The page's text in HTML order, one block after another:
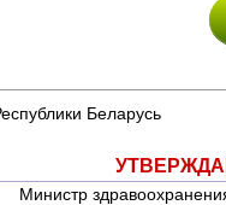
Беларусь